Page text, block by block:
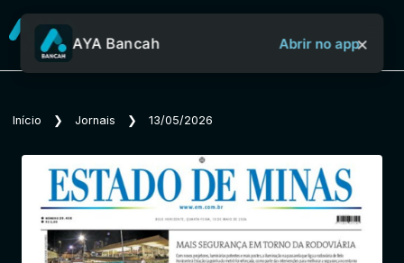
Sobre o Aya Bancah
Início
Revistas
AYA Bancah Abrir no app×
Início ❯ Jornais ❯ 13/05/2026